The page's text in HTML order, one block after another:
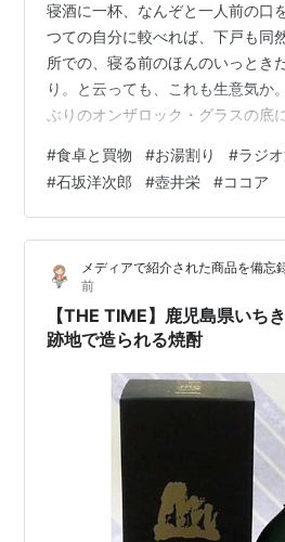
寝酒に一杯、なんぞと一人前の口
つての自分に較べれば、下戸も同
所での、寝る前のほんのいっとき
り。と云っても、これも生意気か
ぶりのオンザロック・グラスの底
い、わずかに色と香りがついた湯
りにするのは、あまりにちびちび
うにしか飲まぬから、丈のあるグ
は、湯が冷めてしまう。ロックグ
まめに小鍋の登場となる。 一杯
て。冷蔵庫から出すだけだから、
ま…
#食卓と買物 #お湯割り #ラジ
#石坂洋次郎 #壺井栄 #ココア
メディアで紹介された商品を備忘
前
【THE TIME】鹿児島県いち
跡地で造られる焼酎